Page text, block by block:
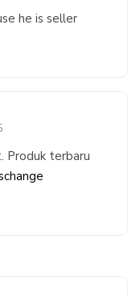
he is seller
Produk terbaru